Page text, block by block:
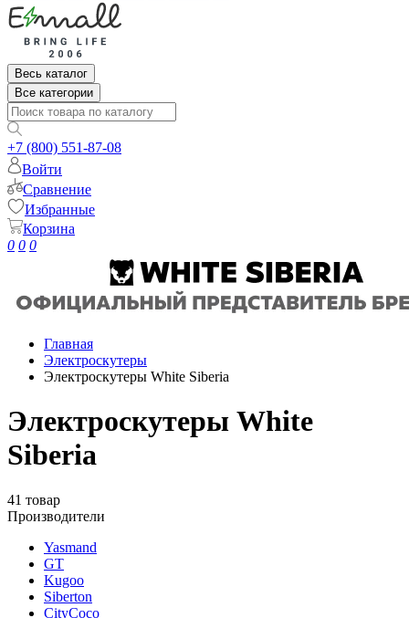
Весь каталог
Все категории
+7 (800) 551-87-08
Войти
Сравнение
Избранные
Корзина
0 0 0
Главная
Электроскутеры
Электроскутеры White Siberia
Электроскутеры White
Siberia
41 товар
Производители
Yasmand
GT
Kugoo
Siberton
CityCoco